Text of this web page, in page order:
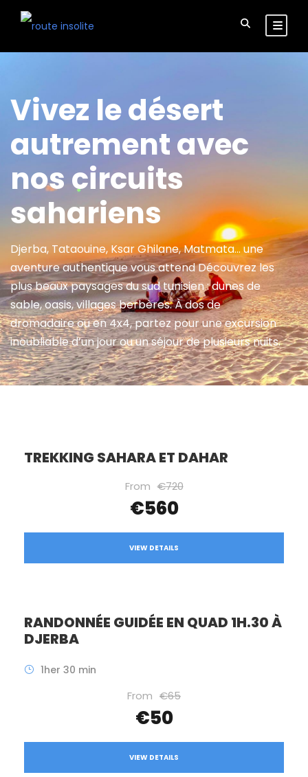
Vivez le désert
autrement avec
nos circuits
sahariens
Djerba, Tataouine, Ksar Ghilane, Matmata… une
aventure authentique vous attend Découvrez les
plus beaux paysages du sud tunisien : dunes de
sable, oasis, villages berbères. À dos de
dromadaire ou en 4x4, partez pour une excursion
inoubliable d’un jour ou un séjour de plusieurs nuits.
TREKKING SAHARA ET DAHAR
From €720
€560
VIEW DETAILS
RANDONNÉE GUIDÉE EN QUAD 1H.30 À
DJERBA
1her 30 min
From €65
€50
VIEW DETAILS